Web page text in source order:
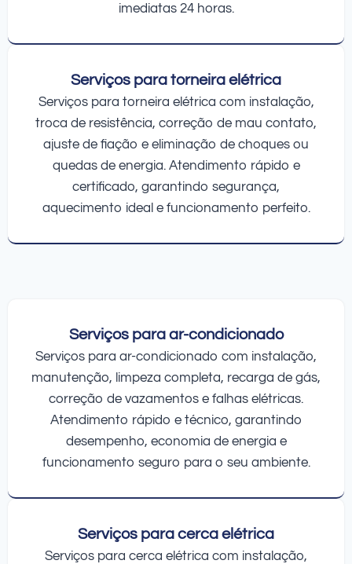
imediatas 24 horas.
Serviços para torneira elétrica
Serviços para torneira elétrica com instalação,
troca de resistência, correção de mau contato,
ajuste de fiação e eliminação de choques ou
quedas de energia. Atendimento rápido e
certificado, garantindo segurança,
aquecimento ideal e funcionamento perfeito.
Serviços para ar-condicionado
Serviços para ar-condicionado com instalação,
manutenção, limpeza completa, recarga de gás,
correção de vazamentos e falhas elétricas.
Atendimento rápido e técnico, garantindo
desempenho, economia de energia e
funcionamento seguro para o seu ambiente.
Serviços para cerca elétrica
Serviços para cerca elétrica com instalação,